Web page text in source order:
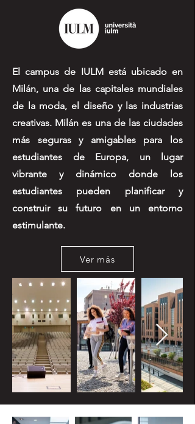
El campus de IULM está ubicado en
Milán, una de las capitales mundiales
de la moda, el diseño y las industrias
creativas. Milán es una de las ciudades
más seguras y amigables para los
estudiantes de Europa, un lugar
vibrante y dinámico donde los
estudiantes pueden planificar y
construir su futuro en un entorno
estimulante.
Ver más